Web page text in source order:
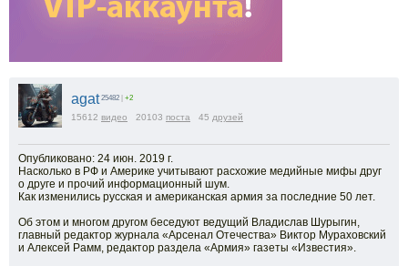
agat 25482 +2
15612 видео 20103 поста 45 друзей
Опубликовано: 24 июн. 2019 г.
Насколько в РФ и Америке учитывают расхожие медийные мифы друг
о друге и прочий информационный шум.
Как изменились русская и американская армия за последние 50 лет.
Об этом и многом другом беседуют ведущий Владислав Шурыгин,
главный редактор журнала «Арсенал Отечества» Виктор Мураховский
и Алексей Рамм, редактор раздела «Армия» газеты «Известия».